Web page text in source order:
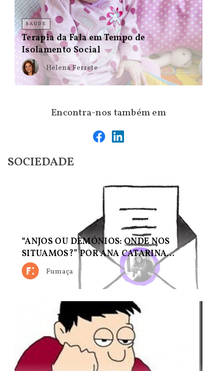
SAÚDE
Terapia da Fala em Tempo de
Isolamento Social
Helena Ferrete
Encontra-nos também em
SOCIEDADE
“ANJOS OU DEMÓNIOS: ONDE NOS
SITUAMOS?” POR ANA CATARINA…
Fumaça